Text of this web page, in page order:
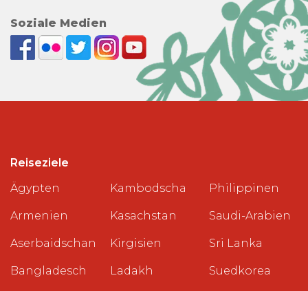
Soziale Medien
Reiseziele
Ägypten
Armenien
Aserbaidschan
Bangladesch
Kambodscha
Kasachstan
Kirgisien
Ladakh
Philippinen
Saudi-Arabien
Sri Lanka
Suedkorea